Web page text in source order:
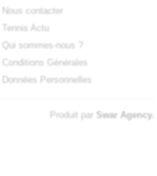
Nous contacter
Tennis Actu
Qui sommes-nous ?
Conditions Générales
Données Personnelles
Produit par Swar Agency.